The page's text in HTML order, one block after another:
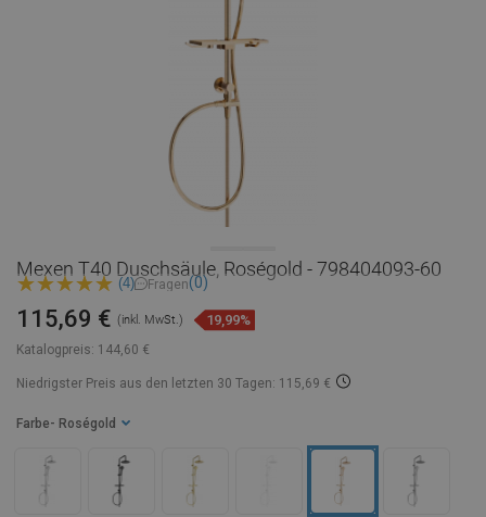
Mexen T40 Duschsäule, Roségold - 798404093-60
(4) Fragen(0)
Katalogpreis: 144,60 €
115,69 € (inkl. MwSt.) 19,99%
Niedrigster Preis aus den letzten 30 Tagen: 115,69 €
Farbe - Roségold